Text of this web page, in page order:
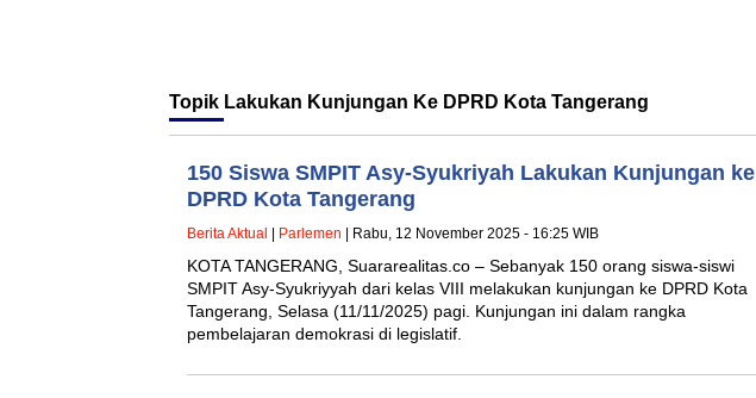
Topik Lakukan Kunjungan Ke DPRD Kota Tangerang
150 Siswa SMPIT Asy-Syukriyah Lakukan Kunjungan ke
DPRD Kota Tangerang
Berita Aktual Parlemen | Rabu, 12 November 2025 - 16:25 WIB
KOTA TANGERANG, Suararealitas.co – Sebanyak 150 orang siswa-siswi
SMPIT Asy-Syukriyyah dari kelas VIII melakukan kunjungan ke DPRD Kota
Tangerang, Selasa (11/11/2025) pagi. Kunjungan ini dalam rangka
pembelajaran demokrasi di legislatif.